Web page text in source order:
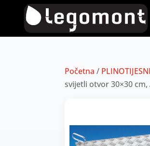
Početna /
svijetli otvor 30×30 cm,